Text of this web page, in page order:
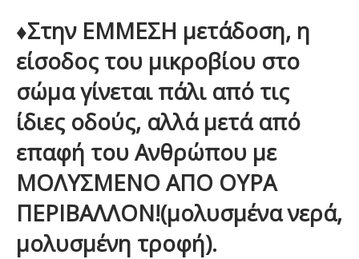
♦Στην ΕΜΜΕΣΗ μετάδοση, η
είσοδος του μικροβίου στο
σώμα γίνεται πάλι από τις
ίδιες οδούς, αλλά μετά από
επαφή του Ανθρώπου με
ΜΟΛΥΣΜΕΝΟ ΑΠΟ ΟΥΡΑ
ΠΕΡΙΒΑΛΛΟΝ!(μολυσμένα νερά,
μολυσμένη τροφή).